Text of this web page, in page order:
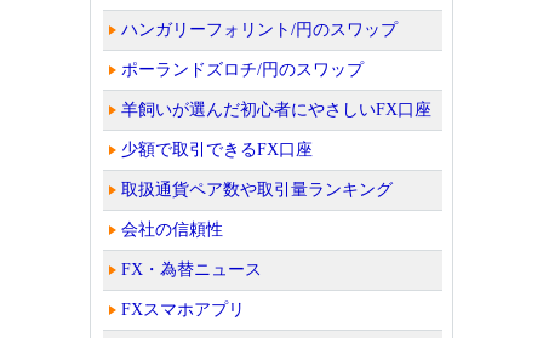
ハンガリーフォリント/円のスワップ
ポーランドズロチ/円のスワップ
羊飼いが選んだ初心者にやさしいFX口座
少額で取引できるFX口座
取扱通貨ペア数や取引量ランキング
会社の信頼性
FX・為替ニュース
FXスマホアプリ